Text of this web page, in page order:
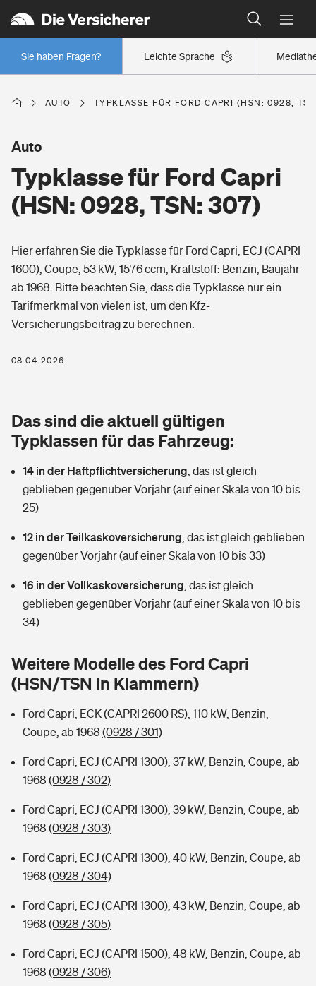
Leichte Sprache
Sie haben Fragen?
Wer versichert was: Jetzt Versicherer finden
Regionalklassen: So ist Ihre Region eingestuft
Wer versichert was: Jetzt Versicherer finden
Berufsunfähigkeitsversicherung
Erwerbsunfähigkeitsversicherung
Grundfähigkeitsversicherung
Arbeitsrechtsschutz
Berufshaftpflichtversicherung
Zur Übersicht
Tools
Wer versichert was: Jetzt Versicherer finden
Sie haben Fragen?
Wohnen
Hausratversicherung
Glasversicherung
Mietkautionsversicherung
Restkreditversicherung
Tools
Hochwasser-Check: Wie gefährdet ist Ihr Haus?
Sie haben Fragen?
Freizeit
Pri­vate Haft­pflicht­
Kinderunfall­ver­si­che­rung
Kinderinvalidität
Hundehalter-Haftpflicht
Handyversicherung
Private Cyberversicherung
Zur Übersicht
Kinderunfall-Check: Mehr Sicherheit für deine Kids
Typklassen: So ist Ihr Auto eingestuft
Sie haben Fragen?
Gesundheit
Private Krankenversicherung
Dread-Disease-Versicherung
Tierkrankenversicherung
Zur Übersicht
Tools
Wer versichert was: Jetzt Versicherer finden
Rentenrechner: Wie viel Geld bekomme ich im Alter?
AUTO TYPKLASSE FÜR FORD CAPRI (HSN: 0928,
Typklasse für Ford Capri
(HSN: 0928, TSN: 307)
Auto
Hier erfahren Sie die Typklasse für Ford Capri, ECJ (CAPRI
1600), Coupe, 53 kW, 1576 ccm, Kraftstoff: Benzin, Baujahr
ab 1968. Bitte beachten Sie, dass die Typklasse nur ein
Tarifmerkmal von vielen ist, um den Kfz-
Versicherungsbeitrag zu berechnen.
08.04.2026
Das sind die aktuell gültigen
Typklassen für das Fahrzeug:
14 in der Haftpflichtversicherung das ist gleich
geblieben gegenüber Vorjahr (auf einer Skala von 10 bis
25)
12 in der Teilkaskoversicherung das ist gleich geblieben
gegenüber Vorjahr (auf einer Skala von 10 bis 33)
16 in der Vollkaskoversicherung das ist gleich
geblieben gegenüber Vorjahr (auf einer Skala von 10 bis
34)
Weitere Modelle des Ford Capri
(HSN/TSN in Klammern)
Ford Capri, ECK (CAPRI 2600 RS), 110 kW, Benzin,
Coupe, ab 1968 (0928 / 301)
Ford Capri, ECJ (CAPRI 1300), 37 kW, Benzin, Coupe, ab
1968 (0928 / 302)
Ford Capri, ECJ (CAPRI 1300), 39 kW, Benzin, Coupe, ab
1968 (0928 / 303)
Ford Capri, ECJ (CAPRI 1300), 40 kW, Benzin, Coupe, ab
1968 (0928 / 304)
Ford Capri, ECJ (CAPRI 1300), 43 kW, Benzin, Coupe, ab
1968 (0928 / 305)
Ford Capri, ECJ (CAPRI 1500), 48 kW, Benzin, Coupe, ab
1968 (0928 / 306)